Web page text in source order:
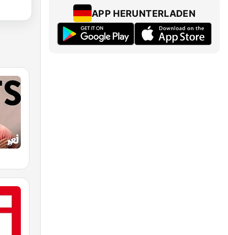
APP HERUNTERLADEN